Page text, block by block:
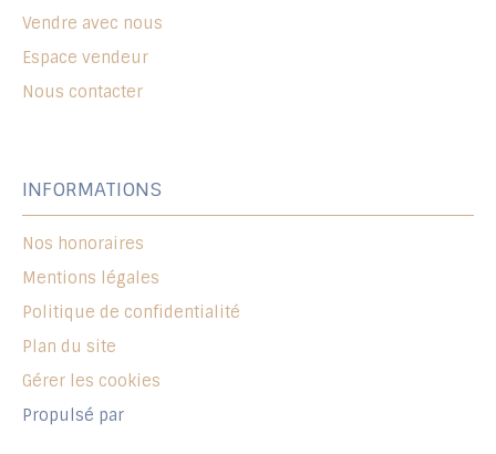
Vendre avec nous
Espace vendeur
Nous contacter
INFORMATIONS
Nos honoraires
Mentions légales
Politique de confidentialité
Plan du site
Gérer les cookies
Propulsé par